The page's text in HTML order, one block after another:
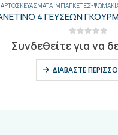
ΑΡΤΟΣΚΕΥΆΣΜΑΤΑ ΜΠΑΓΚΈΤΕΣ-
Συνδεθείτε για να
ΔΙΑΒΆΣΤΕ